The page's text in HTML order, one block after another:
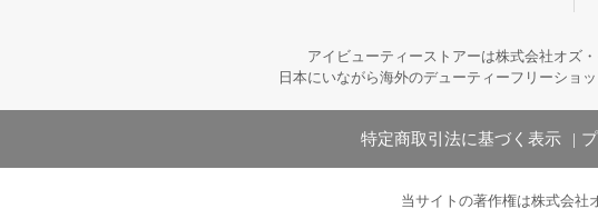
アイビューティーストアーは株式会社オズ
日本にいながら海外のデューティーフリーショ
特定商取引法に基づく表示
当サイトの著作権は株式会社